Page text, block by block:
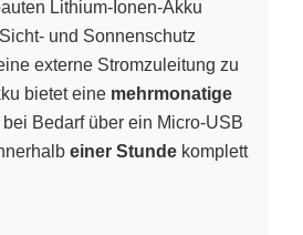
Lithium-Ionen-Akku
und Sonnenschutz
externe Stromzuleitung zu
bietet eine mehrmonatige
Bedarf über ein Micro-USB
einer Stunde komplett